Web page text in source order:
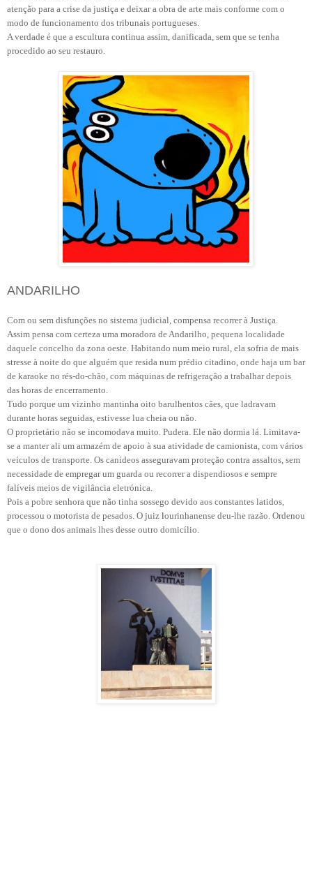
atenção para a crise da justiça e deixar a obra de arte mais conforme com o
modo de funcionamento dos tribunais portugueses.
A verdade é que a escultura continua assim, danificada, sem que se tenha
procedido ao seu restauro.
ANDARILHO
Com ou sem disfunções no sistema judicial, compensa recorrer à Justiça.
Assim pensa com certeza uma moradora de Andarilho, pequena localidade
daquele concelho da zona oeste. Habitando num meio rural, ela sofria de mais
stresse à noite do que alguém que resida num prédio citadino, onde haja um bar
de karaoke no rés-do-chão, com máquinas de refrigeração a trabalhar depois
das horas de encerramento.
Tudo porque um vizinho mantinha oito barulhentos cães, que ladravam
durante horas seguidas, estivesse lua cheia ou não.
O proprietário não se incomodava muito. Pudera. Ele não dormia lá. Limitava-
se a manter ali um armazém de apoio à sua atividade de camionista, com vários
veículos de transporte. Os canídeos asseguravam proteção contra assaltos, sem
necessidade de empregar um guarda ou recorrer a dispendiosos e sempre
falíveis meios de vigilância eletrónica.
Pois a pobre senhora que não tinha sossego devido aos constantes latidos,
processou o motorista de pesados. O juiz lourinhanense deu-lhe razão. Ordenou
que o dono dos animais lhes desse outro domicílio.